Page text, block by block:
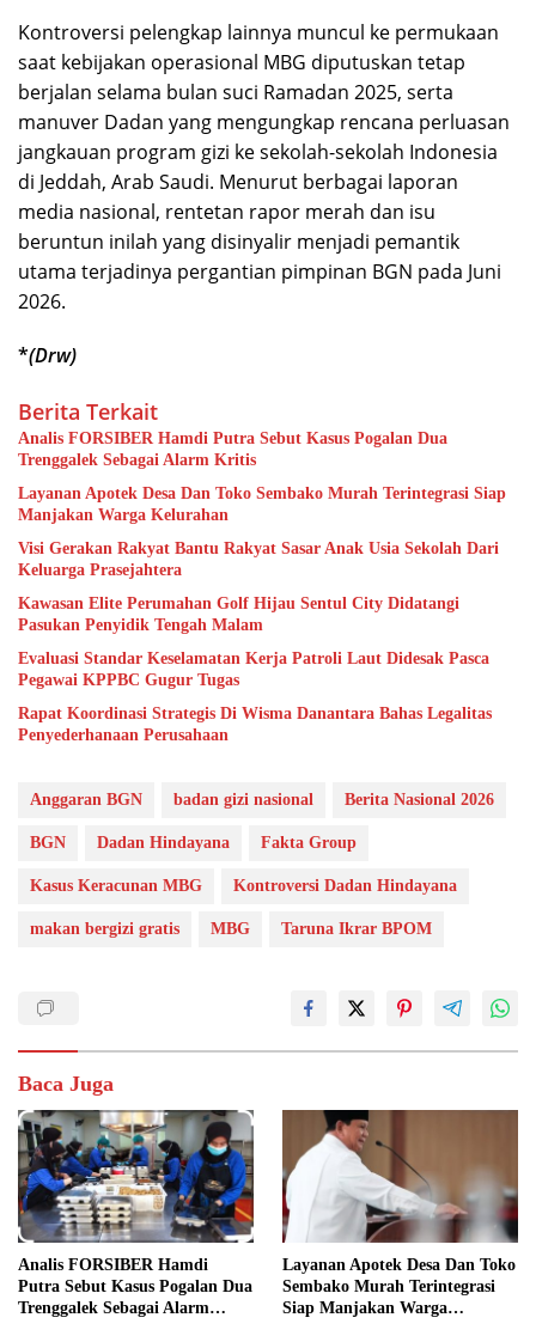
Kontroversi pelengkap lainnya muncul ke permukaan
saat kebijakan operasional MBG diputuskan tetap
berjalan selama bulan suci Ramadan 2025, serta
manuver Dadan yang mengungkap rencana perluasan
jangkauan program gizi ke sekolah-sekolah Indonesia
di Jeddah, Arab Saudi. Menurut berbagai laporan
media nasional, rentetan rapor merah dan isu
beruntun inilah yang disinyalir menjadi pemantik
utama terjadinya pergantian pimpinan BGN pada Juni
2026.
*(Drw)
Berita Terkait
Analis FORSIBER Hamdi Putra Sebut Kasus Pogalan Dua
Trenggalek Sebagai Alarm Kritis
Layanan Apotek Desa Dan Toko Sembako Murah Terintegrasi Siap
Manjakan Warga Kelurahan
Visi Gerakan Rakyat Bantu Rakyat Sasar Anak Usia Sekolah Dari
Keluarga Prasejahtera
Kawasan Elite Perumahan Golf Hijau Sentul City Didatangi
Pasukan Penyidik Tengah Malam
Evaluasi Standar Keselamatan Kerja Patroli Laut Didesak Pasca
Pegawai KPPBC Gugur Tugas
Rapat Koordinasi Strategis Di Wisma Danantara Bahas Legalitas
Penyederhanaan Perusahaan
Anggaran BGN badan gizi nasional Berita Nasional 2026
BGN Dadan Hindayana Fakta Group
Kasus Keracunan MBG Kontroversi Dadan Hindayana
makan bergizi gratis MBG Taruna Ikrar BPOM
Baca Juga
Analis FORSIBER Hamdi
Putra Sebut Kasus Pogalan Dua
Trenggalek Sebagai Alarm
Layanan Apotek Desa Dan Toko
Sembako Murah Terintegrasi
Siap Manjakan Warga